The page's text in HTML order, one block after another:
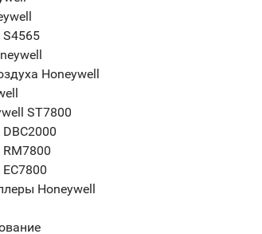
Honeywell
ST7800
Honeywell